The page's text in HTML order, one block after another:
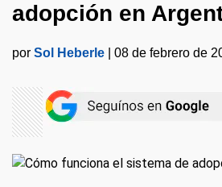
adopción en
por Sol Heberle 08 de febrero de